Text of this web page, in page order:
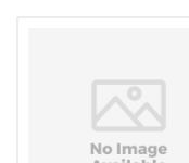
LF/
Dải tần số (-6dB)